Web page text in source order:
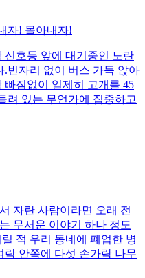
자! 몰아내자!
신호등 앞에 대기중인 노란
빈자리 없이 버스 가득 앉아
짐없이 일제히 고개를 45
려 있는 무언가에 집중하고
자란 사람이라면 오래 전
무서운 이야기 하나 정도
적 우리 동네에 폐업한 병
락 안쪽에 다섯 손가락 나무